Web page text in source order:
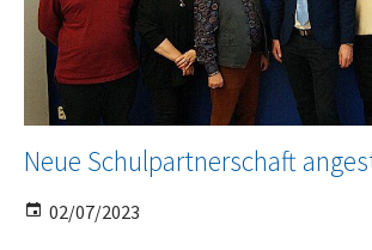
Neue Schulpartnerschaft
02/07/2023